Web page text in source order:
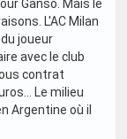
Ganso. Mais le
L'AC Milan
joueur
avec le club
contrat
Le milieu
Argentine où il